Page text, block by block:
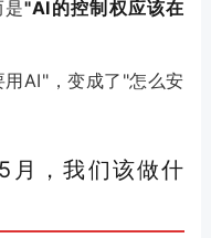
是"AI的控制权应该在
AI"，变成了"怎么安
月，我们该做什